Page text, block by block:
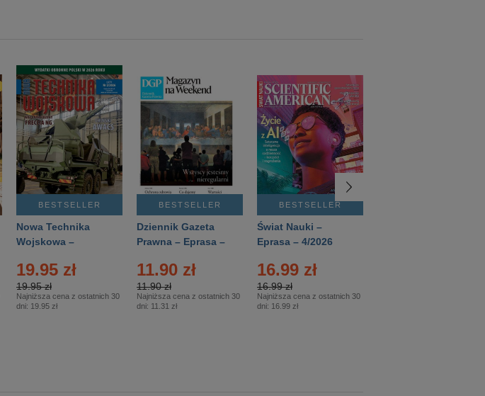
BESTSELLER
Nowa Technika
Wojskowa –
19.95 zł
19.95 zł
Najniższa cena z ostatnich 30
dni: 19.95 zł
BESTSELLER
Dziennik Gazeta
Prawna – Eprasa –
11.90 zł
11.90 zł
Najniższa cena z ostatnich 30
dni: 11.31 zł
BESTSELLER
Świat Nauki –
Eprasa – 4/2026
16.99 zł
16.99 zł
Najniższa cena z ostatnich 30
dni: 16.99 zł